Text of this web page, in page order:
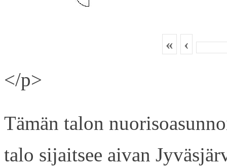
« ‹
</p>
Tämän talon
talo sijaitsee aivan